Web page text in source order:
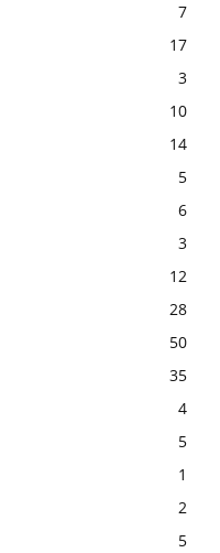
7
17
3
10
14
5
6
3
12
28
50
35
4
5
1
2
5